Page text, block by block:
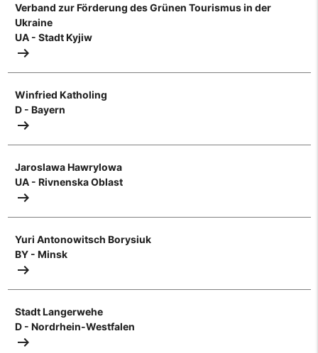
Verband zur Förderung des Grünen Tourismus in der
Ukraine
UA - Stadt Kyjiw
arrow_right_alt
Winfried Katholing
D - Bayern
arrow_right_alt
Jaroslawa Hawrylowa
UA - Rivnenska Oblast
arrow_right_alt
Yuri Antonowitsch Borysiuk
BY - Minsk
arrow_right_alt
Stadt Langerwehe
D - Nordrhein-Westfalen
arrow_right_alt